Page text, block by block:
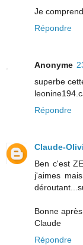
Je
Répondre
Anonyme
superbe
Répondre
Claude-
Ben c'est
j'aimes
Bonne
Claude
Répondre